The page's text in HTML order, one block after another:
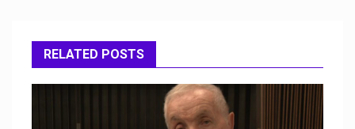
RELATED POSTS